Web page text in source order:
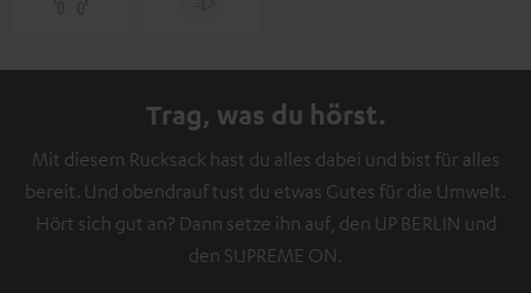
Trag, was du hörst.
Mit diesem Rucksack hast du alles dabei und bist für alles
bereit. Und obendrauf tust du etwas Gutes für die Umwelt.
Hört sich gut an? Dann setze ihn auf, den UP BERLIN und
den SUPREME ON.